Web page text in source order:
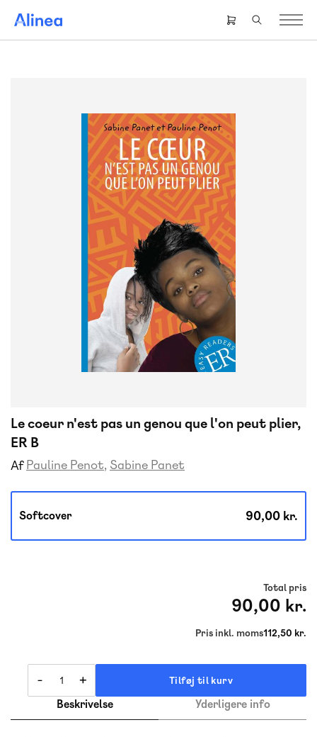
hovedindhold
Header
right
Le coeur n'est pas un genou que l'on peut plier,
ER B
Af Pauline Penot Sabine Panet
Softcover 90,00 kr.
Total pris
90,00 kr.
Pris inkl. moms112,50 kr.
- + Tilføj til kurv
Beskrivelse Yderligere info